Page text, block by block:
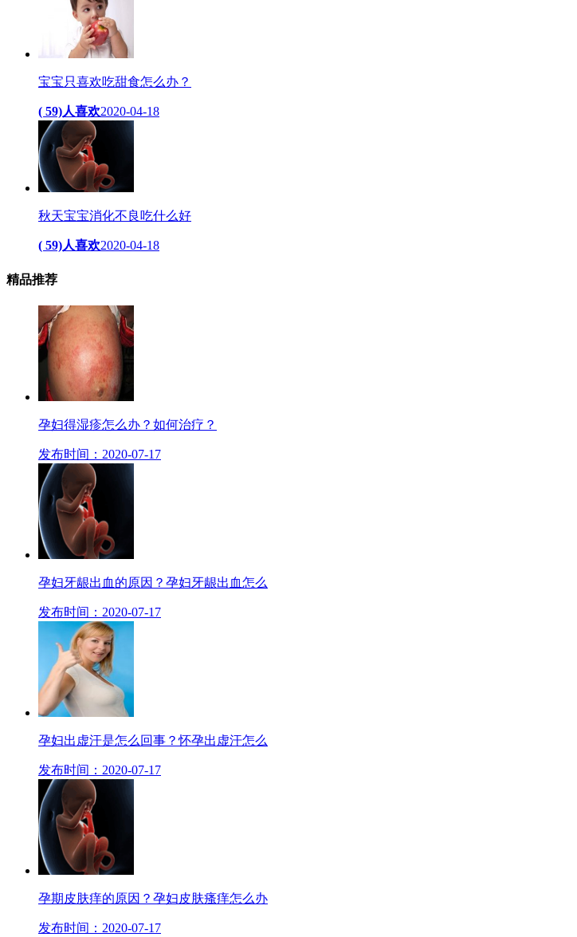
宝宝只喜欢吃甜食怎么办？
( 59)人喜欢2020-04-18
秋天宝宝消化不良吃什么好
( 59)人喜欢2020-04-18
精品推荐
孕妇得湿疹怎么办？如何治疗？
发布时间：2020-07-17
孕妇牙龈出血的原因？孕妇牙龈出血怎么
发布时间：2020-07-17
孕妇出虚汗是怎么回事？怀孕出虚汗怎么
发布时间：2020-07-17
孕期皮肤痒的原因？孕妇皮肤瘙痒怎么办
发布时间：2020-07-17